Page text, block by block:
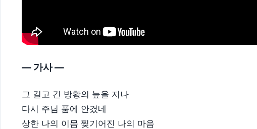
— 가사 —
그 길고 긴 방황의 늪을 지나
다시 주님 품에 안겼네
상한 나의 이몸 찢기어진 나의 마음